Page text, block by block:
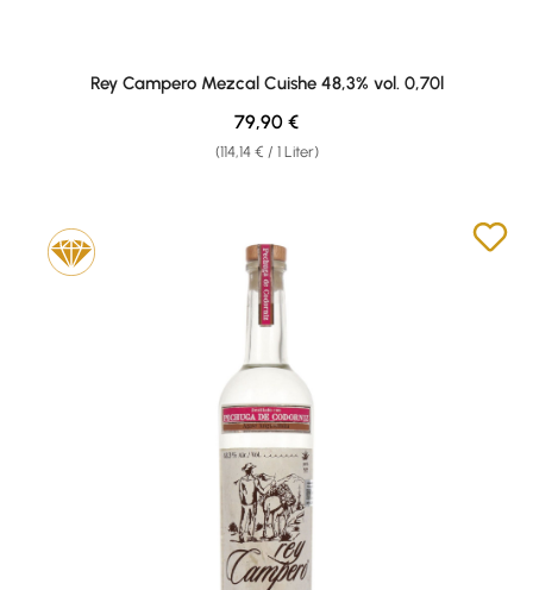
Rey Campero Mezcal Cuishe 48,3% vol. 0,70l
(114,14 € / 1 Liter)
Regulärer Preis:
79,90 €